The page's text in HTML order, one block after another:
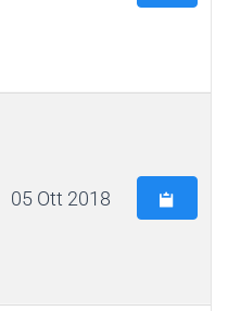
05 Ott 2018